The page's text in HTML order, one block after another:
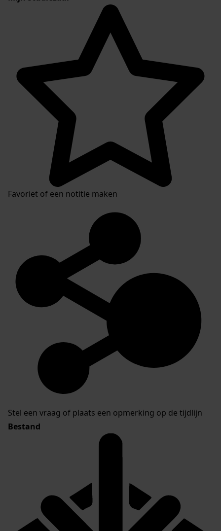
Favoriet of een notitie maken
Stel een vraag of plaats een opmerking op de tijdlijn
Bestand